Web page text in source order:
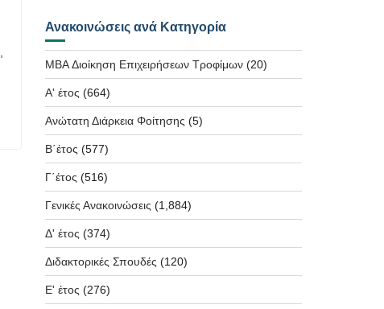
Ανακοινώσεις ανά Κατηγορία
MBA Διοίκηση Επιχειρήσεων Τροφίμων(20)
Α' έτος (664)
Ανώτατη Διάρκεια Φοίτησης (5)
Β΄έτος (577)
Γ΄έτος (516)
Γενικές Ανακοινώσεις (1,884)
Δ' έτος (374)
Διδακτορικές Σπουδές (120)
Ε' έτος (276)